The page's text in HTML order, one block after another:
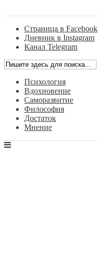
Страница в Facebook
Дневник в Instagram
Канал Telegram
Психология
Вдохновение
Саморазвитие
Философия
Достаток
Мнение